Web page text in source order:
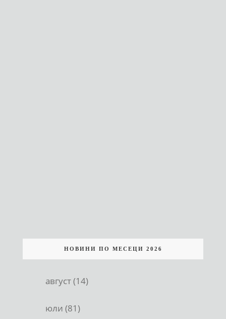
НОВИНИ ПО МЕСЕЦИ 2026
август (14)
юли (81)